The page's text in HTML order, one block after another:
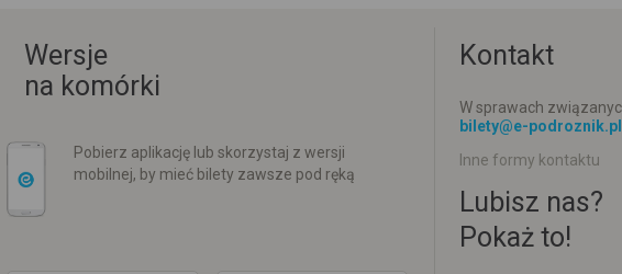
Wersje
na komórki
Pobierz aplikację lub skorzystaj z wersji
mobilnej, by mieć bilety zawsze pod ręką
Kontakt
W sprawach
bilety@e-podroznik.pl
Inne formy kontaktu
Lubisz nas?
Pokaż to!